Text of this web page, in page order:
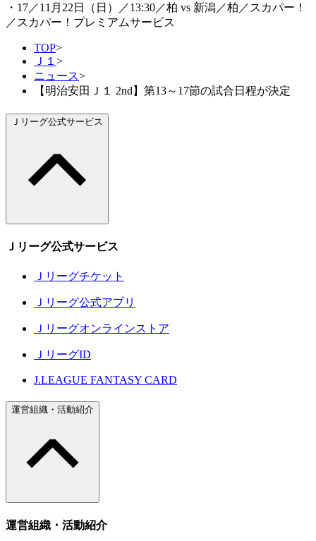
・17／11月22日（日）／13:30／柏 vs 新潟／柏／スカパー！
／スカパー！プレミアムサービス
TOP>
Ｊ１ >
ニュース>
【明治安田Ｊ１ 2nd】第13～17節の試合日程が決定
Ｊリーグ公式サービス
Ｊリーグ公式サービス
Ｊリーグチケット
Ｊリーグ公式アプリ
Ｊリーグオンラインストア
ＪリーグID
J.LEAGUE FANTASY CARD
運営組織・活動紹介
運営組織・活動紹介